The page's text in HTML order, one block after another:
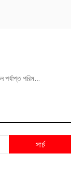
পর্যাপ্ত পরিম…